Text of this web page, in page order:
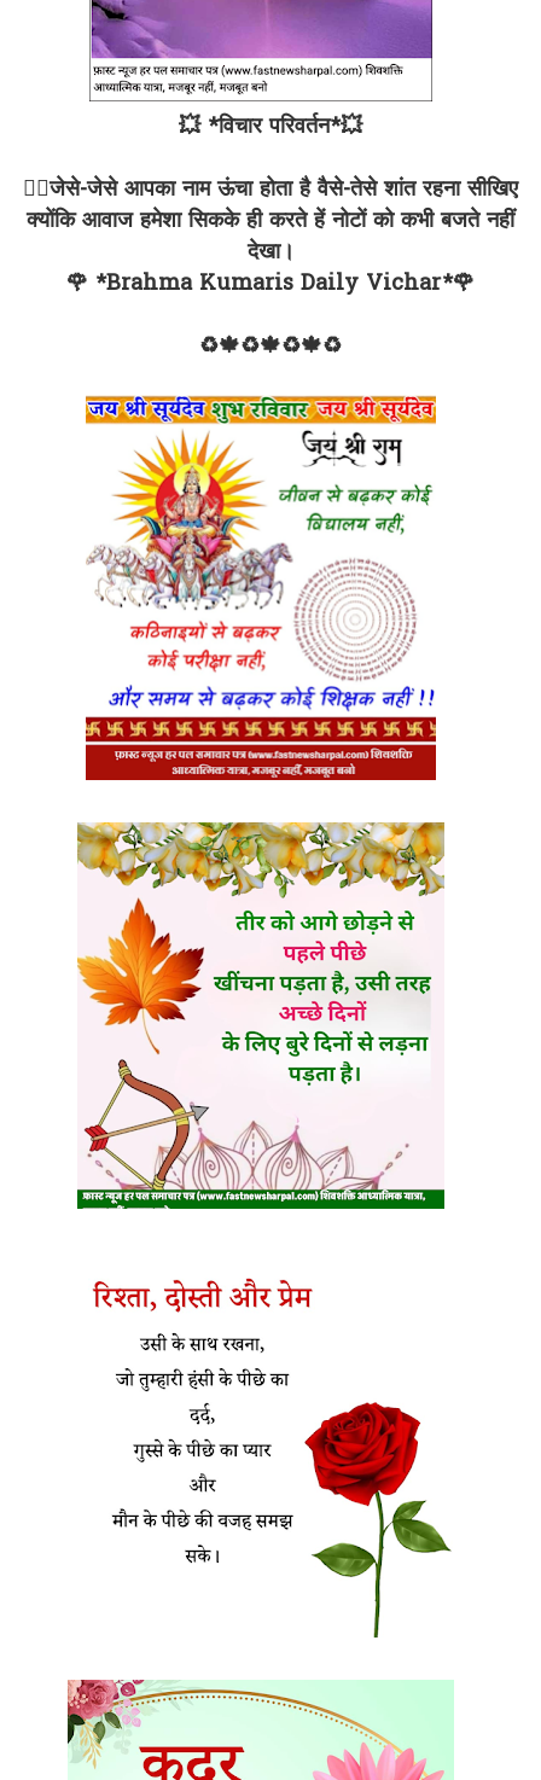
💥 *विचार परिवर्तन*💥
✍🏻जेसे-जेसे आपका नाम ऊंचा होता है वैसे-तेसे शांत रहना सीखिए
क्योंकि आवाज हमेशा सिकके ही करते हें नोटों को कभी बजते नहीं
देखा।
🌹 *Brahma Kumaris Daily Vichar*🌹
♻🍁♻🍁♻🍁♻